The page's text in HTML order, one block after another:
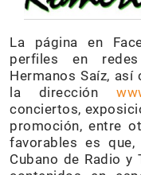
La página en
perfiles en
Hermanos Saíz,
la dirección
conciertos,
promoción, entre
favorables es
Cubano de Radio y